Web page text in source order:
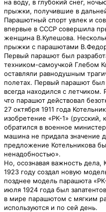
на воду, в глубокий снег,
прыжки, получившие в
Парашютный спорт увлек и
впервые в СССР совершила
женщина В.Кулешова.
прыжки с парашютами
Первый парашют был
техником-самоучкой Глебом
оставляли равнодушным
полетах. Первый парашют
всегда находился с летчиком.
что парашют действовал
27 октября 1911 года
изобретение «РК-1» (русский,
обратился в военное
машина не придала значение
предложение Котельникова
ненадобностью».
Но, осознавая важность дела,
1923 году создал новую
позднее модель парашюта
июля 1924 года был
в мире парашютом с мягким
используются и по сей день.